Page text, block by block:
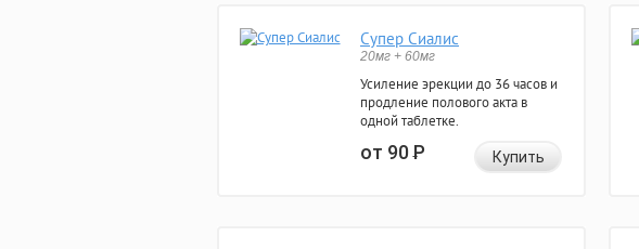
Супер Сиалис
20мг + 60мг
Усиление эрекции до 36 часов и
продление полового акта в
одной таблетке.
от 90Р Купить